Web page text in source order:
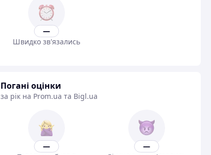
—
Швидко зв'язались
Погані оцінки
за рік на Prom.ua та Bigl.ua
—
—